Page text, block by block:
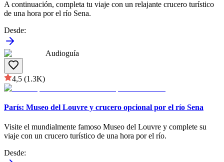
A continuación, completa tu viaje con un relajante crucero turístico
de una hora por el río Sena.
Desde:
Audioguía
4,5 (1.3K)
París: Museo del Louvre y crucero opcional por el río Sena
Visite el mundialmente famoso Museo del Louvre y complete su
viaje con un crucero turístico de una hora por el río.
Desde: